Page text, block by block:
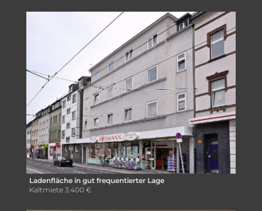
Ladenfläche in gut frequentierter Lage
Kaltmiete 3.400 €